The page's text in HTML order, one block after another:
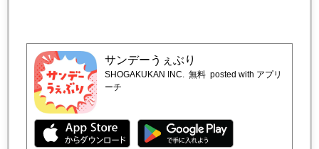
サンデーうぇぶり
SHOGAKUKAN INC. 無料 posted with アプリ
ーチ